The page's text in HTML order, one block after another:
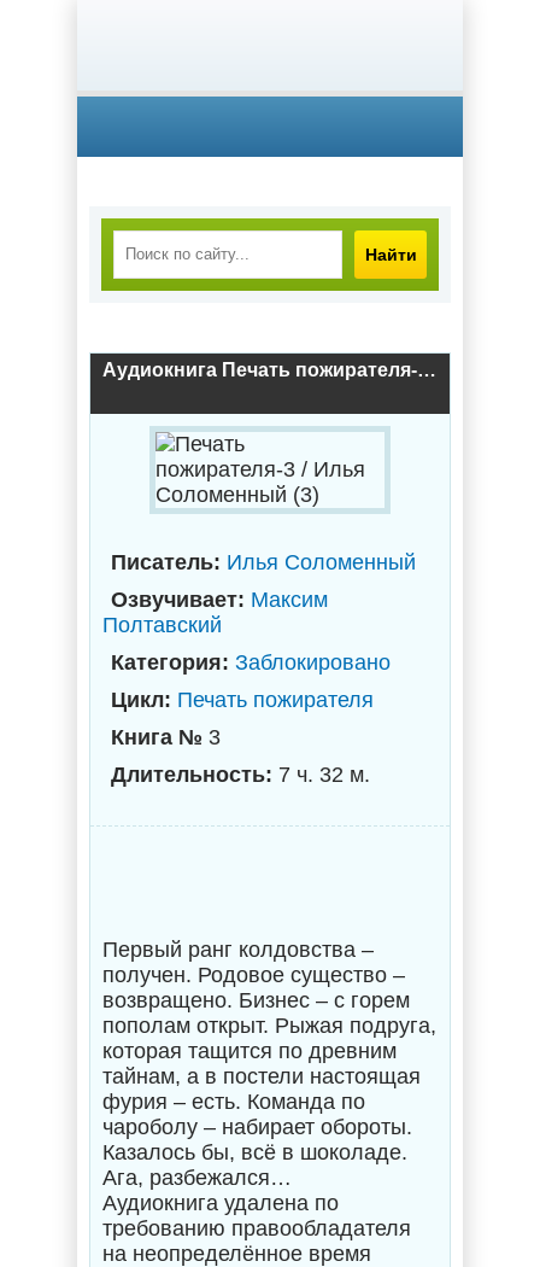
Найти
Аудиокнига Печать пожирателя-3 / Илья Соломенный (3)
Писатель: Илья Соломенный
Озвучивает: Максим
Полтавский
Категория: Заблокировано
Цикл: Печать пожирателя
Книга № 3
Длительность: 7 ч. 32 м.
Первый ранг колдовства –
получен. Родовое существо –
возвращено. Бизнес – с горем
пополам открыт. Рыжая подруга,
которая тащится по древним
тайнам, а в постели настоящая
фурия – есть. Команда по
чароболу – набирает обороты.
Казалось бы, всё в шоколаде.
Ага, разбежался…
Аудиокнига удалена по
требованию правообладателя
на неопределённое время